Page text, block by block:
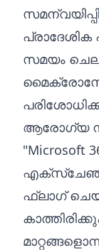
സമയം
ആരോഗ്യ
"Microsoft
ഫ്ലാഗ്